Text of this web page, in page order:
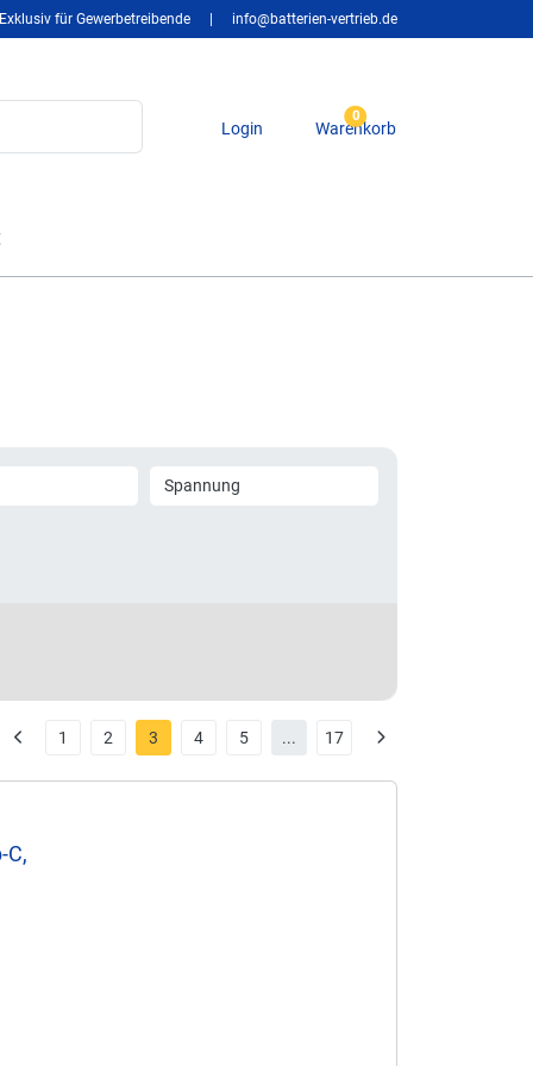
Exklusiv für Gewerbetreibende info@batterien-vertrieb.de
Login
0
Warenkorb
Spannung
1 2 3 4 5 ... 17
C,